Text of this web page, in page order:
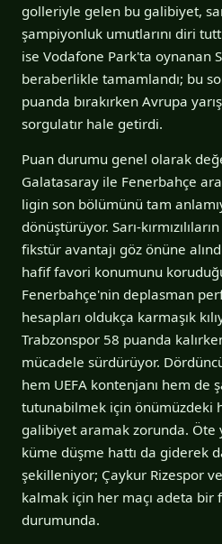
golleriyle gelen bu galibiyet,
şampiyonluk umutlarını diri
ise Vodafone Park'ta oynanan
beraberlikle tamamlandı; bu
puanda bırakırken Avrupa
sorgulatır hale getirdi.
Puan durumu genel olarak
Galatasaray ile Fenerbahçe
ligin son bölümünü tam
dönüştürüyor. Sarı-
fikstür avantajı göz önüne
hafif favori konumunu
Fenerbahçe'nin deplasman
hesapları oldukça karmaşık
Trabzonspor 58 puanda
mücadele sürdürüyor.
hem UEFA kontenjanı hem de
tutunabilmek için önümüzdeki
galibiyet aramak zorunda. Öte
küme düşme hattı da giderek
şekilleniyor; Çaykur Rizespor
kalmak için her maçı adeta
durumunda.